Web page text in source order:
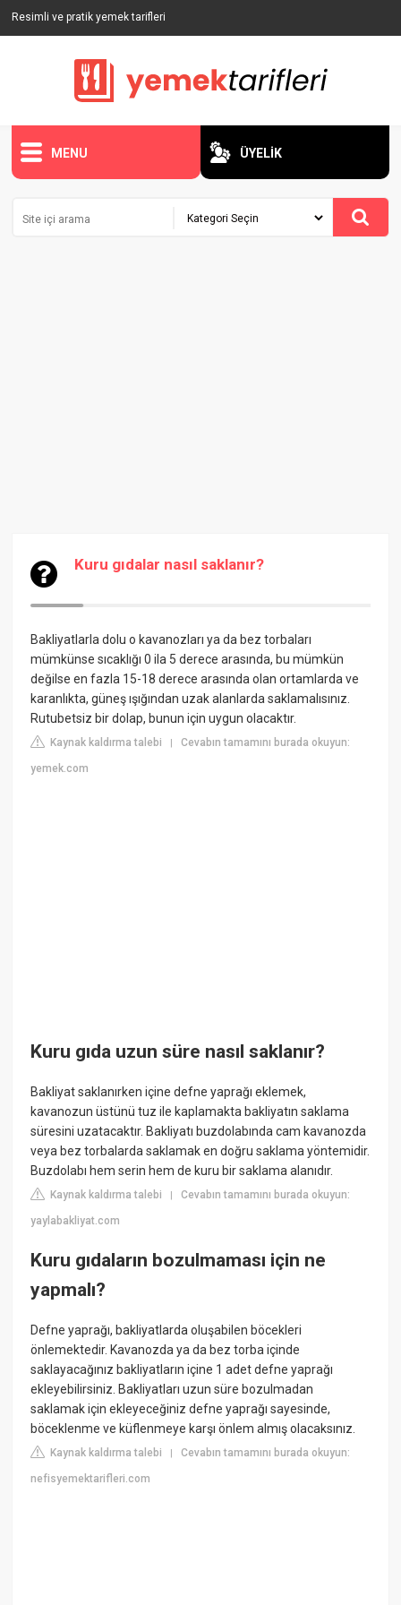
Resimli ve pratik yemek tarifleri
MENU ÜYELİK
Kuru gıdalar nasıl saklanır?
Bakliyatlarla dolu o kavanozları ya da bez torbaları
mümkünse sıcaklığı 0 ila 5 derece arasında, bu mümkün
değilse en fazla 15-18 derece arasında olan ortamlarda ve
karanlıkta, güneş ışığından uzak alanlarda saklamalısınız.
Rutubetsiz bir dolap, bunun için uygun olacaktır.
Kaynak kaldırma talebi |Cevabın tamamını burada okuyun:
yemek.com
Kuru gıda uzun süre nasıl saklanır?
Bakliyat saklanırken içine defne yaprağı eklemek,
kavanozun üstünü tuz ile kaplamakta bakliyatın saklama
süresini uzatacaktır. Bakliyatı buzdolabında cam kavanozda
veya bez torbalarda saklamak en doğru saklama yöntemidir.
Buzdolabı hem serin hem de kuru bir saklama alanıdır.
Kaynak kaldırma talebi |Cevabın tamamını burada okuyun:
yaylabakliyat.com
Kuru gıdaların bozulmaması için ne
yapmalı?
Defne yaprağı, bakliyatlarda oluşabilen böcekleri
önlemektedir. Kavanozda ya da bez torba içinde
saklayacağınız bakliyatların içine 1 adet defne yaprağı
ekleyebilirsiniz. Bakliyatları uzun süre bozulmadan
saklamak için ekleyeceğiniz defne yaprağı sayesinde,
böceklenme ve küflenmeye karşı önlem almış olacaksınız.
Kaynak kaldırma talebi |Cevabın tamamını burada okuyun:
nefisyemektarifleri.com